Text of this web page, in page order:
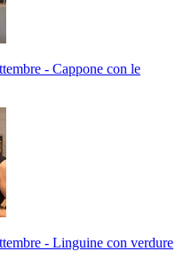
- Cappone con le
- Linguine con verdure